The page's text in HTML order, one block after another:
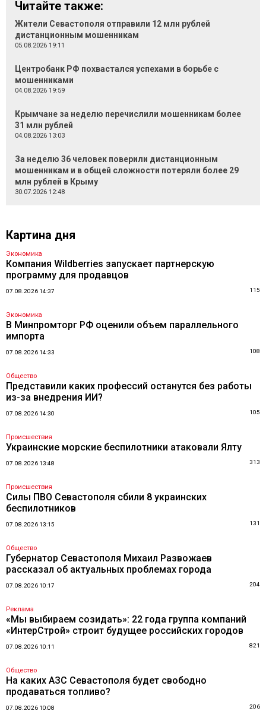
Читайте также:
Жители Севастополя отправили 12 млн рублей
дистанционным мошенникам
05.08.2026 19:11
Центробанк РФ похвастался успехами в борьбе с
мошенниками
04.08.2026 19:59
Крымчане за неделю перечислили мошенникам более
31 млн рублей
04.08.2026 13:03
За неделю 36 человек поверили дистанционным
мошенникам и в общей сложности потеряли более 29
млн рублей в Крыму
30.07.2026 12:48
Картина дня
Экономика
Компания Wildberries запускает партнерскую
программу для продавцов
07.08.2026 14:37 115
Экономика
В Минпромторг РФ оценили объем параллельного
импорта
07.08.2026 14:33 108
Общество
Представили каких профессий останутся без работы
из-за внедрения ИИ?
07.08.2026 14:30 105
Происшествия
Украинские морские беспилотники атаковали Ялту
07.08.2026 13:48 313
Происшествия
Силы ПВО Севастополя сбили 8 украинских
беспилотников
07.08.2026 13:15 131
Общество
Губернатор Севастополя Михаил Развожаев
рассказал об актуальных проблемах города
07.08.2026 10:17 204
Реклама
«Мы выбираем созидать»: 22 года группа компаний
«ИнтерСтрой» строит будущее российских городов
07.08.2026 10:11 821
Общество
На каких АЗС Севастополя будет свободно
продаваться топливо?
07.08.2026 10:08 206